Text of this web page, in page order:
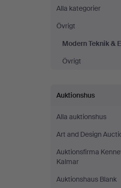
Teknik
&
Elektronik
Skånes
Alla kategorier
Övrigt
Modern Teknik &
Övrigt
Auktionshus
Alla auktionshus
Art and Design
Auktionsfirma
Kalmar
Auktionshaus Blank